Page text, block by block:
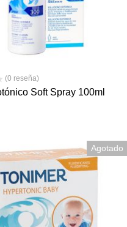
(0 reseña)
Soft Spray 100ml
Agotado